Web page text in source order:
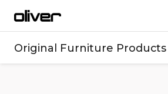
Original Furniture Products